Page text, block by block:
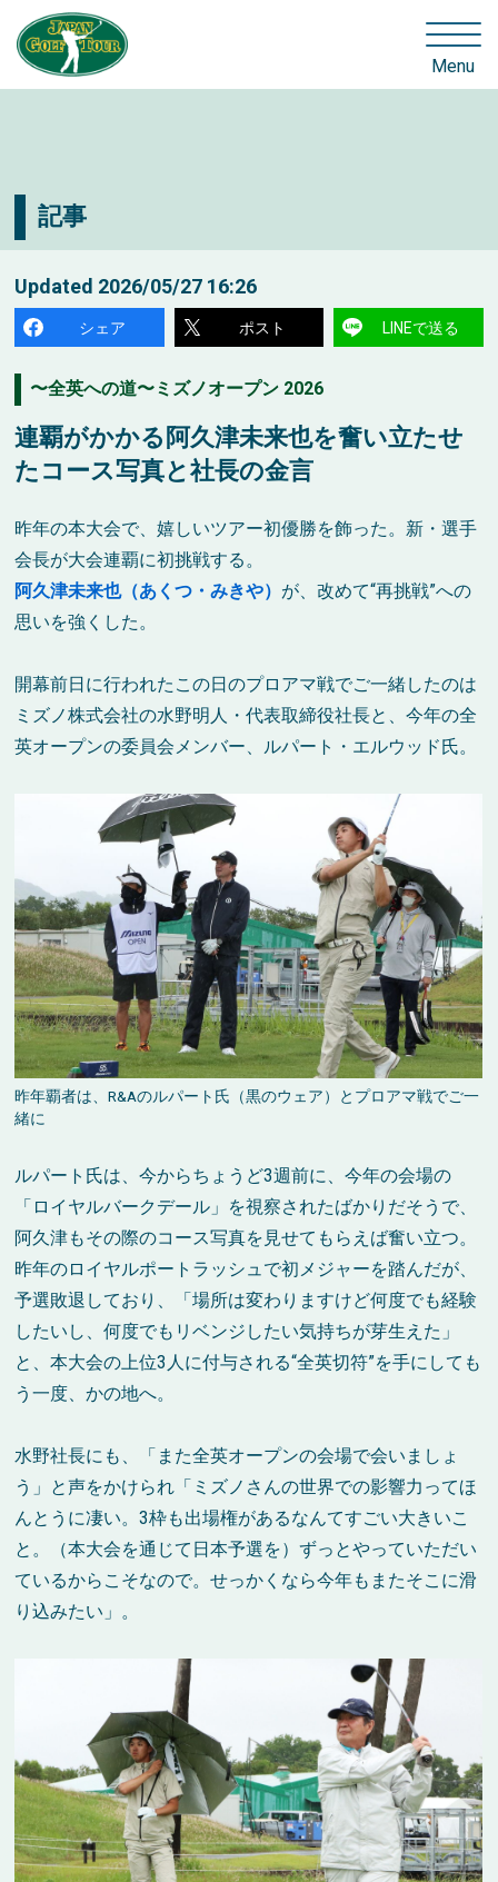
Menu
記事
Updated 2026/05/27 16:26
シェア ポスト LINEで送る
〜全英への道〜ミズノオープン 2026
連覇がかかる阿久津未来也を奮い立たせ
たコース写真と社長の金言
昨年の本大会で、嬉しいツアー初優勝を飾った。新・選手
会長が大会連覇に初挑戦する。
阿久津未来也（あくつ・みきや） が、改めて“再挑戦”への
思いを強くした。
開幕前日に行われたこの日のプロアマ戦でご一緒したのは
ミズノ株式会社の水野明人・代表取締役社長と、今年の全
英オープンの委員会メンバー、ルパート・エルウッド氏。
昨年覇者は、R&Aのルパート氏（黒のウェア）とプロアマ戦でご一
緒に
ルパート氏は、今からちょうど3週前に、今年の会場の
「ロイヤルバークデール」を視察されたばかりだそうで、
阿久津もその際のコース写真を見せてもらえば奮い立つ。
昨年のロイヤルポートラッシュで初メジャーを踏んだが、
予選敗退しており、「場所は変わりますけど何度でも経験
したいし、何度でもリベンジしたい気持ちが芽生えた」
と、本大会の上位3人に付与される“全英切符”を手にしても
う一度、かの地へ。
水野社長にも、「また全英オープンの会場で会いましょ
う」と声をかけられ「ミズノさんの世界での影響力ってほ
んとうに凄い。3枠も出場権があるなんてすごい大きいこ
と。（本大会を通じて日本予選を）ずっとやっていただい
ているからこそなので。せっかくなら今年もまたそこに滑
り込みたい」。